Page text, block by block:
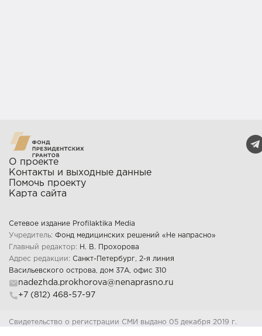
О проекте
Контакты и выходные данные
Помочь проекту
Карта сайта
Сетевое издание Profilaktika Media
Учредитель: Фонд медицинских решений «Не напрасно»
Главный редактор:
Н. В. Прохорова
Адрес редакции: Санкт-Петербург, 2-я линия
Васильевского острова, дом 37А, офис 310
nadezhda.prokhorova@nenaprasno.ru
+7 (812) 468-57-97
Свидетельство о регистрации СМИ выдано 05 декабря 2019 г.